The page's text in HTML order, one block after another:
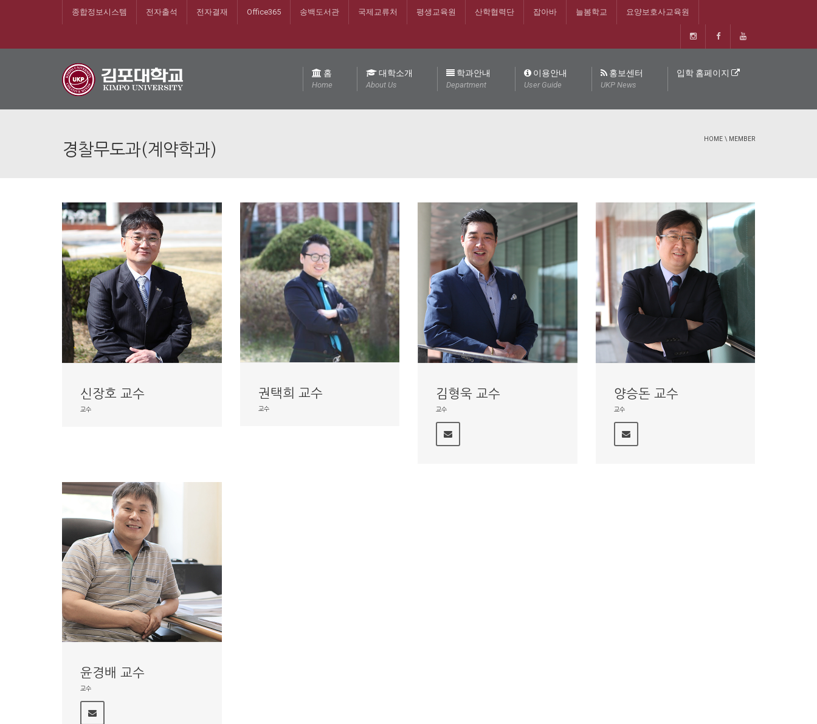
종합정보시스템 전자출석 전자결재 Office365 송백도서관 국제교류처 평생교육원 산학협력단 잡아바 늘봄학교 요양보호사교육원
홈
Home
대학소개
About Us
학과안내
Department
이용안내
User Guide
홍보센터
UKP News
입학 홈페이지
경찰무도과(계약학과)
HOME \ MEMBER
신장호 교수
교수
권택희 교수
교수
김형욱 교수
교수
양승돈 교수
교수
윤경배 교수
교수